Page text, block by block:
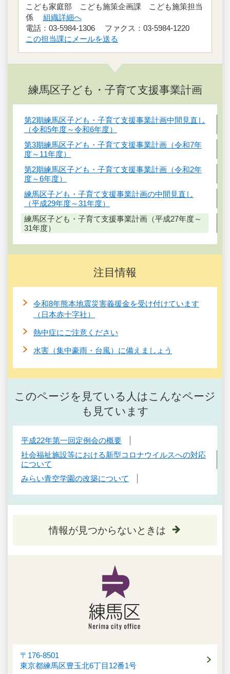
こども家庭部 こども施策企画課 こども施策担当
係 組織詳細へ
電話：03-5984-1306 ファクス：03-5984-1220
この担当課にメールを送る
練馬区子ども・子育て支援事業計画
第2期練馬区子ども・子育て支援事業計画中間見直し
（令和5年度～令和6年度）
第3期練馬区子ども・子育て支援事業計画（令和7年
度～11年度）
第2期練馬区子ども・子育て支援事業計画（令和2年
度～6年度）
練馬区子ども・子育て支援事業計画の中間見直し
（平成29年度～31年度）
練馬区子ども・子育て支援事業計画（平成27年度～
31年度）
注目情報
令和8年熊本地震災害義援金を受け付けています
（日本赤十字社）
熱中症にご注意ください
水害（集中豪雨・台風）に備えましょう
このページを見ている人はこんなページ
も見ています
平成22年第一回定例会の概要
社会福祉施設等における新型コロナウイルスへの対応
について
みらい青空学園の改築について
情報が見つからないときは
〒176-8501
東京都練馬区豊玉北6丁目12番1号